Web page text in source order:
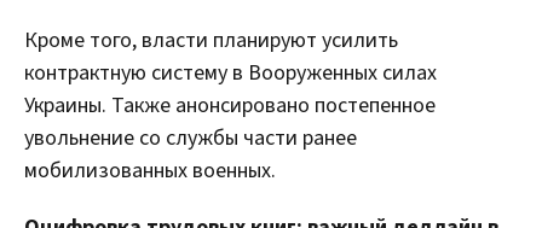
Кроме того, власти планируют усилить
контрактную систему в Вооруженных силах
Украины. Также анонсировано постепенное
увольнение со службы части ранее
мобилизованных военных.